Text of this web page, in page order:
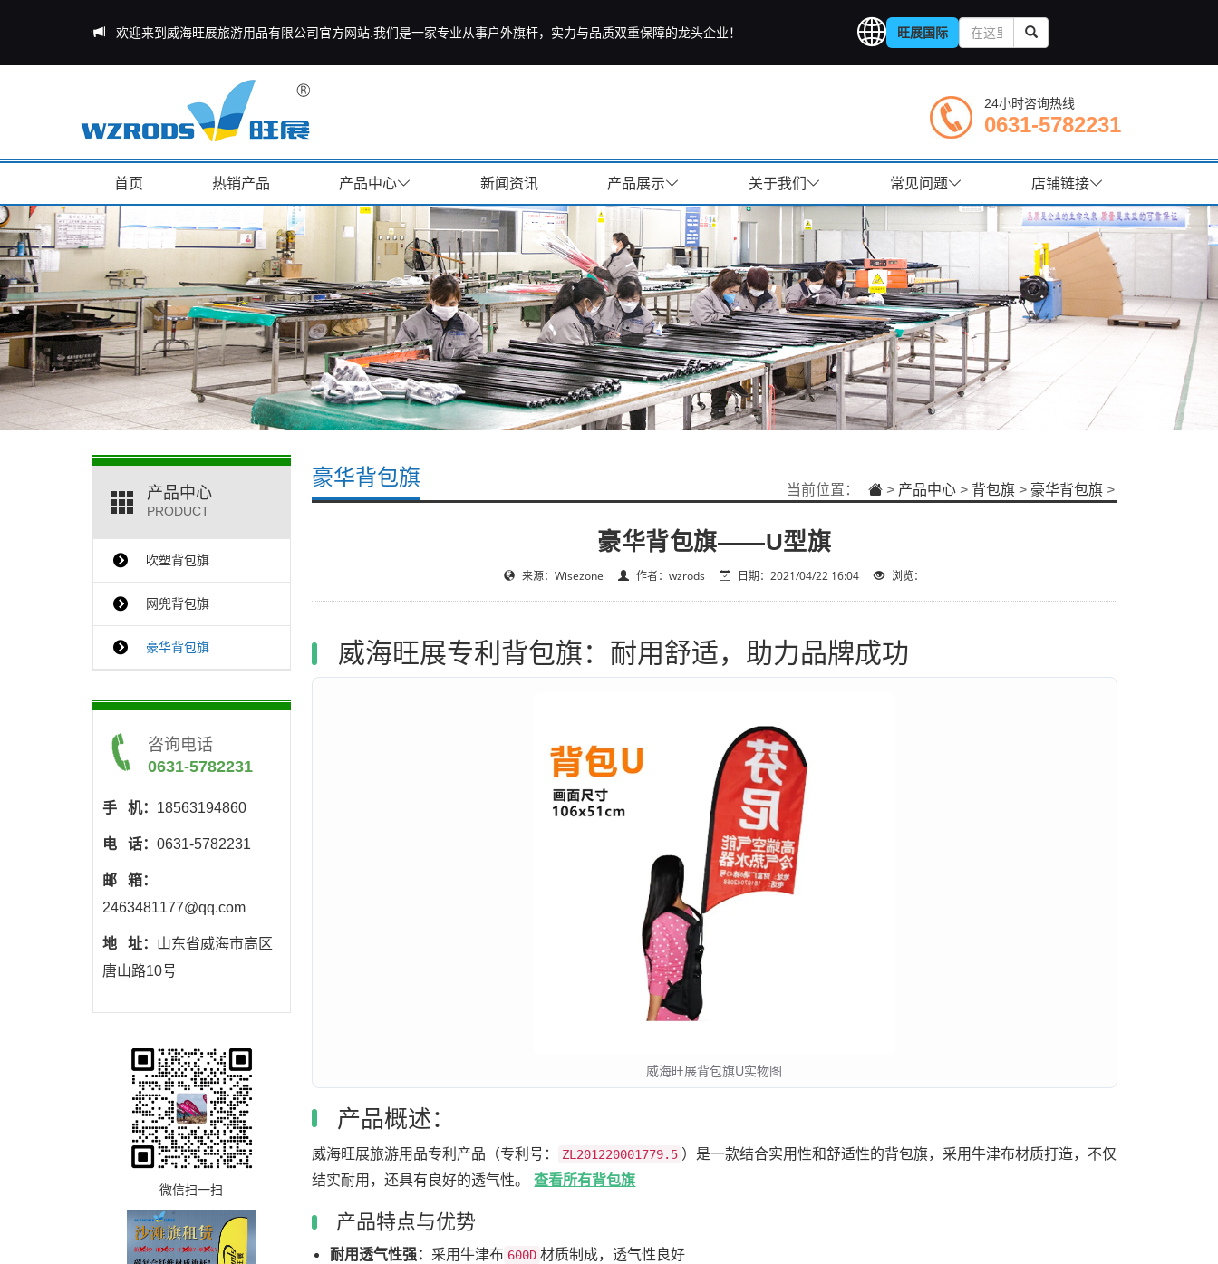
欢迎来到威海旺展旅游用品有限公司官方网站.我们是一家专业从事户外旗杆，实力与品质双重保障的龙头企业！ 旺展国际
24小时咨询热线
0631-5782231
首页 热销产品 产品中心 新闻资讯 产品展示 关于我们 常见问题 店铺链接
豪华背包旗
当前位置： > 产品中心> 背包旗> 豪华背包旗>
豪华背包旗——U型旗
来源：Wisezone 作者：wzrods 日期：2021/04/22 16:04 浏览：
威海旺展专利背包旗：耐用舒适，助力品牌成功
威海旺展背包旗U实物图
产品概述：
威海旺展旅游用品专利产品（专利号： ZL201220001779.5 ）是一款结合实用性和舒适性的背包旗，采用牛津布材质打造，不仅
结实耐用，还具有良好的透气性。查看所有背包旗
产品特点与优势
耐用透气性强： 采用牛津布 600D 材质制成，透气性良好
产品中心
PRODUCT
吹塑背包旗
网兜背包旗
豪华背包旗
咨询电话
0631-5782231
手 机： 18563194860
电 话： 0631-5782231
邮 箱：
2463481177@qq.com
地 址： 山东省威海市高区
唐山路10号
微信扫一扫